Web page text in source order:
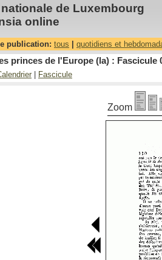
de Luxembourg
online
publication: tous quotidiens et
princes de l'Europe (la) : Fascicule
Fascicule
Zoom